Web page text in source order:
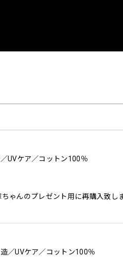
UVケア／コットン100％
ゃんのプレゼント用に再購入致し
／UVケア／コットン100％